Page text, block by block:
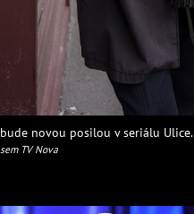
novou posilou v seriálu Ulice.
TV Nova